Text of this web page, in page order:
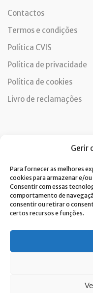
Gerir
Para fornecer as melhores
cookies para armazenar e/
Consentir com essas
comportamento de
consentir ou retirar o
certos recursos e funções.
Contactos
Termos e condições
Política CVIS
Política de privacidade
Política de cookies
Livro de reclamações
Dou consentimento
política de privacidade.*
A Costa Verde está